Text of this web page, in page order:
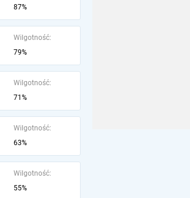
87%
Wilgotność:
79%
Wilgotność:
71%
Wilgotność:
63%
Wilgotność:
55%